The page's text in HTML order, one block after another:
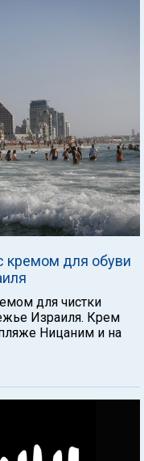
кремом для обуви
для чистки
Израиля. Крем
Ницаним и на